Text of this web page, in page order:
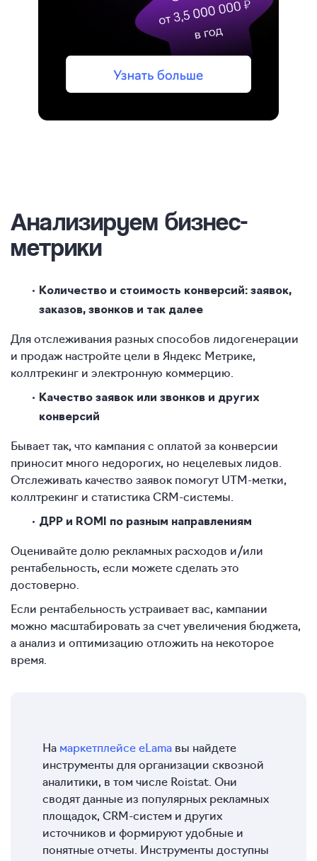
Анализируем бизнес-
метрики
Количество и стоимость конверсий: заявок,
заказов, звонков и так далее
Для отслеживания разных способов лидогенерации
и продаж настройте цели в Яндекс Метрике,
коллтрекинг и электронную коммерцию.
Качество заявок или звонков и других
конверсий
Бывает так, что кампания с оплатой за конверсии
приносит много недорогих, но нецелевых лидов.
Отслеживать качество заявок помогут UTM-метки,
коллтрекинг и статистика CRM-системы.
ДРР и ROMI по разным направлениям
Оценивайте долю рекламных расходов и/или
рентабельность, если можете сделать это
достоверно.
Если рентабельность устраивает вас, кампании
можно масштабировать за счет увеличения бюджета,
а анализ и оптимизацию отложить на некоторое
время.
На маркетплейсе eLama вы найдете
инструменты для организации сквозной
аналитики, в том числе Roistat. Они
сводят данные из популярных рекламных
площадок, CRM-систем и других
источников и формируют удобные и
понятные отчеты. Инструменты доступны